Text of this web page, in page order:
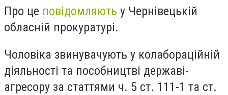
Про це повідомляють у Чернівецькій
обласній прокуратурі.
Чоловіка звинувачують у колабораційній
діяльності та пособництві державі-
агресору за статтями ч. 5 ст. 111-1 та ст.